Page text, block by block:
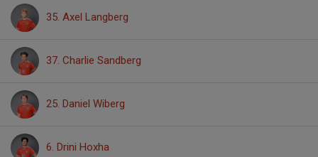
35. Axel Langberg
37. Charlie Sandberg
25. Daniel Wiberg
6. Drini Hoxha